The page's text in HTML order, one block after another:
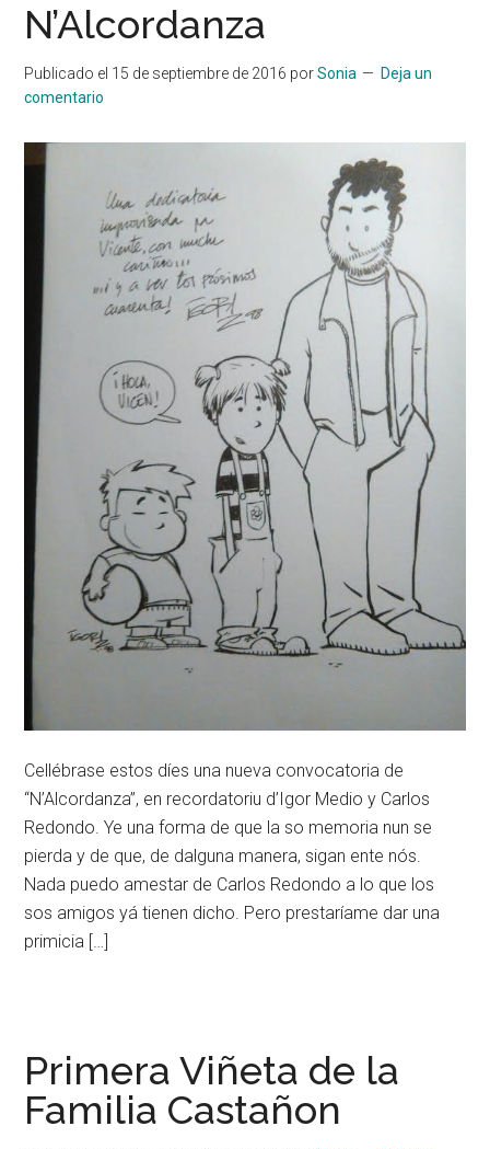
N’Alcordanza
Publicado el 15 de septiembre de 2016 porSonia
Deja un
comentario
Cellébrase estos díes una nueva convocatoria de
“N’Alcordanza”, en recordatoriu d’Igor Medio y Carlos
Redondo. Ye una forma de que la so memoria nun se
pierda y de que, de dalguna manera, sigan ente nós.
Nada puedo amestar de Carlos Redondo a lo que los
sos amigos yá tienen dicho. Pero prestaríame dar una
primicia […]
Primera Viñeta de la
Familia Castañon